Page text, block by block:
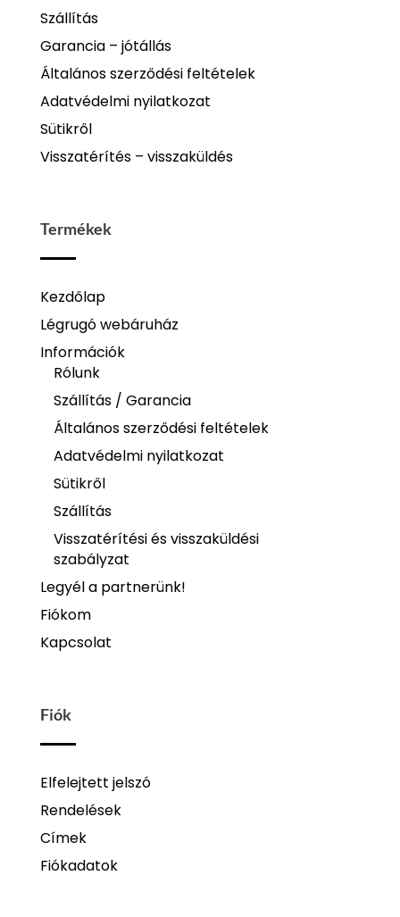
Szállítás
Garancia – jótállás
Általános szerződési feltételek
Adatvédelmi nyilatkozat
Sütikről
Visszatérítés – visszaküldés
Termékek
Kezdőlap
Légrugó webáruház
Információk
Rólunk
Szállítás / Garancia
Általános szerződési feltételek
Adatvédelmi nyilatkozat
Sütikről
Szállítás
Visszatérítési és visszaküldési
szabályzat
Legyél a partnerünk!
Fiókom
Kapcsolat
Fiók
Elfelejtett jelszó
Rendelések
Címek
Fiókadatok